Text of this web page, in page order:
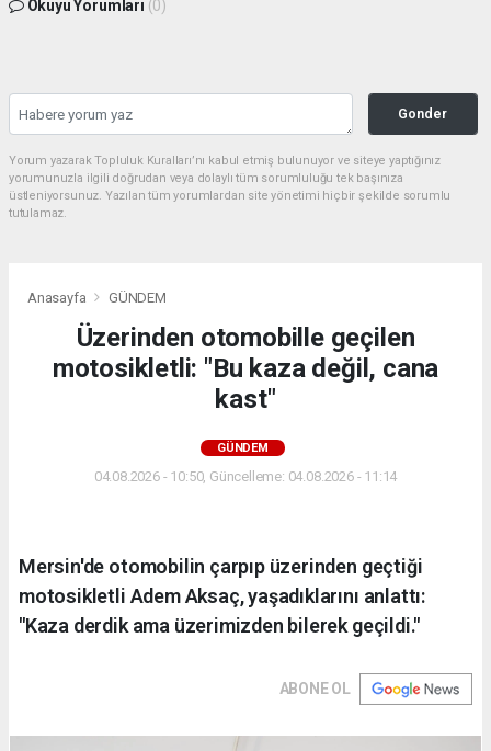
Okuyu Yorumları (0)
Gonder
Yorum yazarak Topluluk Kuralları’nı kabul etmiş bulunuyor ve siteye yaptığınız
yorumunuzla ilgili doğrudan veya dolaylı tüm sorumluluğu tek başınıza
üstleniyorsunuz. Yazılan tüm yorumlardan site yönetimi hiçbir şekilde sorumlu
tutulamaz.
Anasayfa GÜNDEM
Üzerinden otomobille geçilen
motosikletli: "Bu kaza değil, cana
kast"
GÜNDEM
04.08.2026 - 10:50, Güncelleme: 04.08.2026 - 11:14
Mersin'de otomobilin çarpıp üzerinden geçtiği
motosikletli Adem Aksaç, yaşadıklarını anlattı:
"Kaza derdik ama üzerimizden bilerek geçildi."
ABONE OL